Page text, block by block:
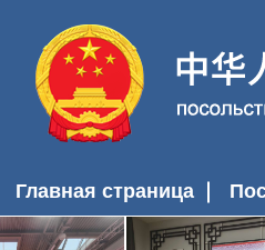
Главная страница